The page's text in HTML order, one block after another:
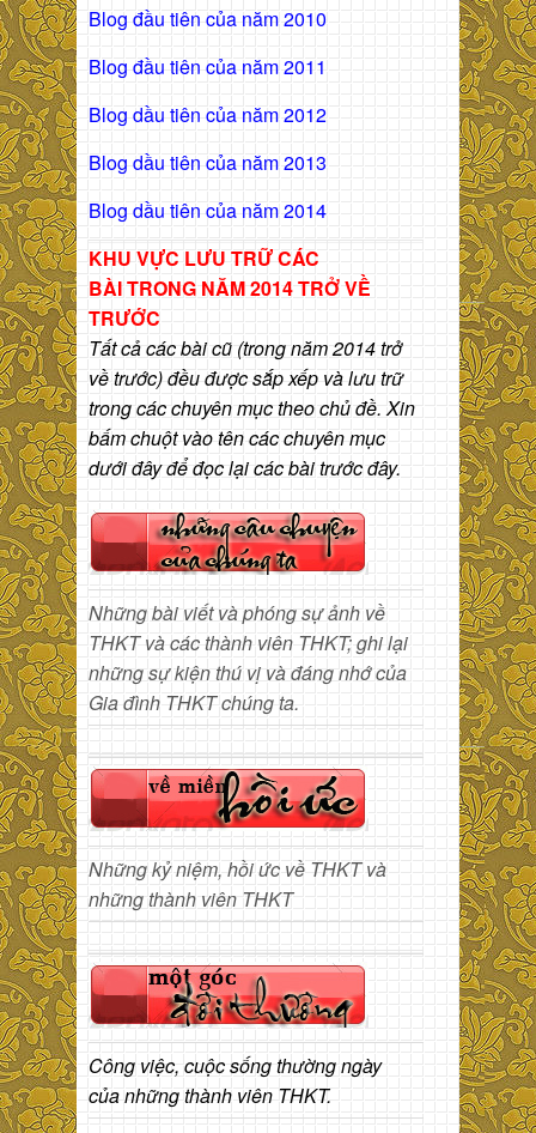
Blog đầu tiên của năm 2010
Blog đầu tiên của năm 2011
Blog dầu tiên của năm 2012
Blog dầu tiên của năm 2013
Blog dầu tiên của năm 2014
KHU VỰC LƯU TRỮ CÁC
BÀITRONG NĂM 2014 TRỞ VỀ
TRƯỚC
Tất cả các bài cũ (trong năm 2014 trở
về trước) đều được sắp xếp và lưu trữ
trong các chuyên mục theo chủ đề. Xin
bấm chuột vào tên các chuyên mục
dưới đây để đọc lại các bài trước đây.
Những bài viết và phóng sự ảnh về
THKT và các thành viên THKT; ghi lại
những sự kiện thú vị và đáng nhớ của
Gia đình THKT chúng ta.
Những kỷ niệm, hồi ức về THKT và
những thành viên THKT
Công việc, cuộc sống thường ngày
của những thành viên THKT.